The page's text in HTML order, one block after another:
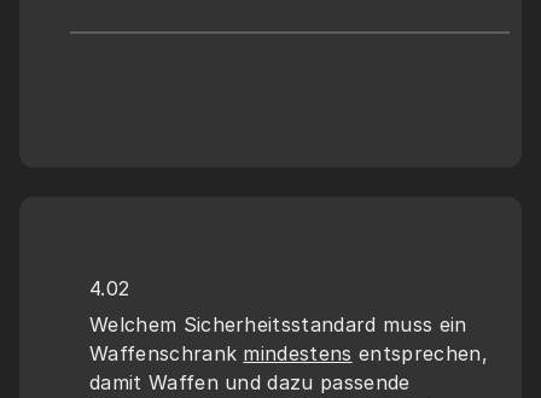
4.02
Welchem Sicherheitsstandard muss ein
Waffenschrank mindestens entsprechen,
damit Waffen und dazu passende